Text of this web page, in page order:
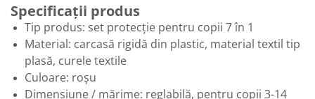
Specificații produs
Tip produs: set protecție pentru copii 7 în 1
Material: carcasă rigidă din plastic, material textil tip
plasă, curele textile
Culoare: roșu
Dimensiune / mărime: reglabilă, pentru copii 3-14